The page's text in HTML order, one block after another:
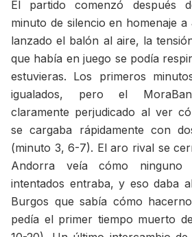
El partido comenzó después
minuto de silencio en homenaje
lanzado el balón al aire, la
que había en juego se podía
estuvieras. Los primeros
igualados, pero el
claramente perjudicado al ver
se cargaba rápidamente con
(minuto 3, 6-7). El aro rival se
Andorra veía cómo
intentados entraba, y eso daba
Burgos que sabía cómo
pedía el primer tiempo muerto